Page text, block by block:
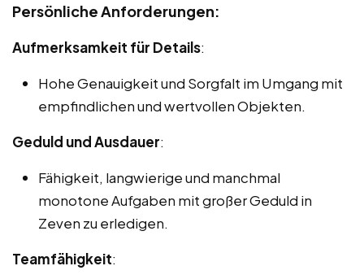
Persönliche Anforderungen:
Aufmerksamkeit für Details:
Hohe Genauigkeit und Sorgfalt im Umgang mit
empfindlichen und wertvollen Objekten.
Geduld und Ausdauer:
Fähigkeit, langwierige und manchmal
monotone Aufgaben mit großer Geduld in
Zeven zu erledigen.
Teamfähigkeit: